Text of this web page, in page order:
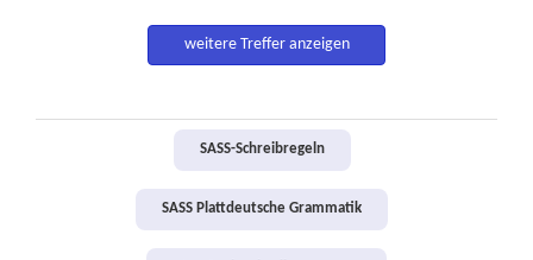
weitere Treffer anzeigen
SASS-Schreibregeln
SASS Plattdeutsche Grammatik